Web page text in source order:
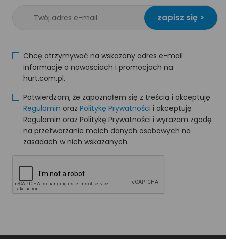
zapisz się >
Chcę otrzymywać na wskazany adres e-mail
informacje o nowościach i promocjach na
hurt.com.pl.
Potwierdzam, że zapoznałem się z treścią i akceptuję
Regulamin oraz Politykę Prywatności i akceptuję
Regulamin oraz Politykę Prywatności i wyrażam zgodę
na przetwarzanie moich danych osobowych na
zasadach w nich wskazanych.